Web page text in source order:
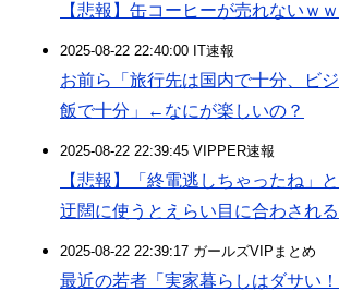
【悲報】缶コーヒーが売れないｗ
2025-08-22 22:40:00 IT速報
お前ら「旅行先は国内で十分、ビ
飯で十分」←なにが楽しいの？
2025-08-22 22:39:45 VIPPER速報
【悲報】「終電逃しちゃったね」
迂闊に使うとえらい目に合わされ
2025-08-22 22:39:17 ガールズVIPまとめ
最近の若者「実家暮らしはダサい